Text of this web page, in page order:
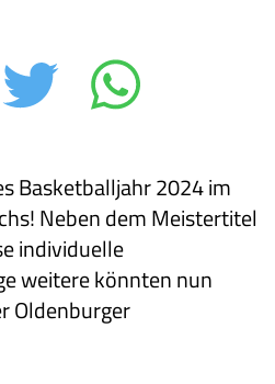
Basketballjahr 2024 im
Neben dem Meistertitel
individuelle
weitere könnten nun
Oldenburger